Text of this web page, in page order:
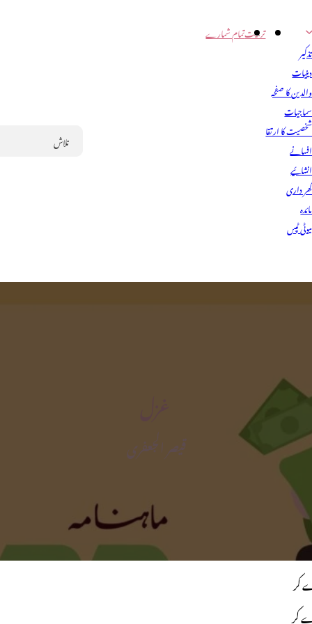
تذکیر
دینیات
والدین کا صفحہ
سماجیات
شخصیت کا ارتقا
افسانے
انشائیے
گھر داری
مائدہ
بیوٹی ٹپس
تربیتتمام شمارے
Search
قیصر الجعفری
کر
کر